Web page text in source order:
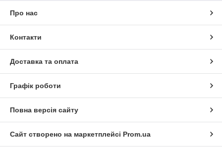
Про нас
Контакти
Доставка та оплата
Графік роботи
Повна версія сайту
Сайт створено на маркетплейсі Prom.ua